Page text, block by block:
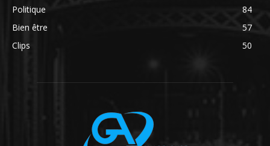
Politique
84
Bien être
57
Clips
50